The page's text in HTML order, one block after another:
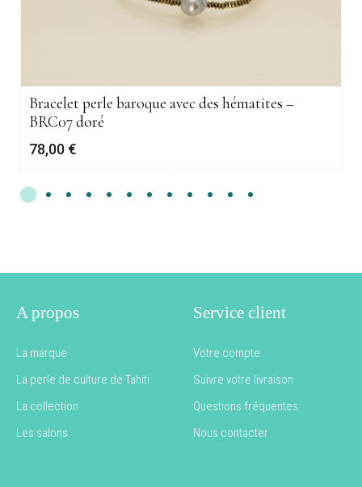
Bracelet perle baroque avec des hématites –
BRC07 doré
78,00 €
A propos
La marque
La perle de culture de Tahiti
La collection
Les salons
Service client
Votre compte
Suivre votre livraison
Questions fréquentes
Nous contacter